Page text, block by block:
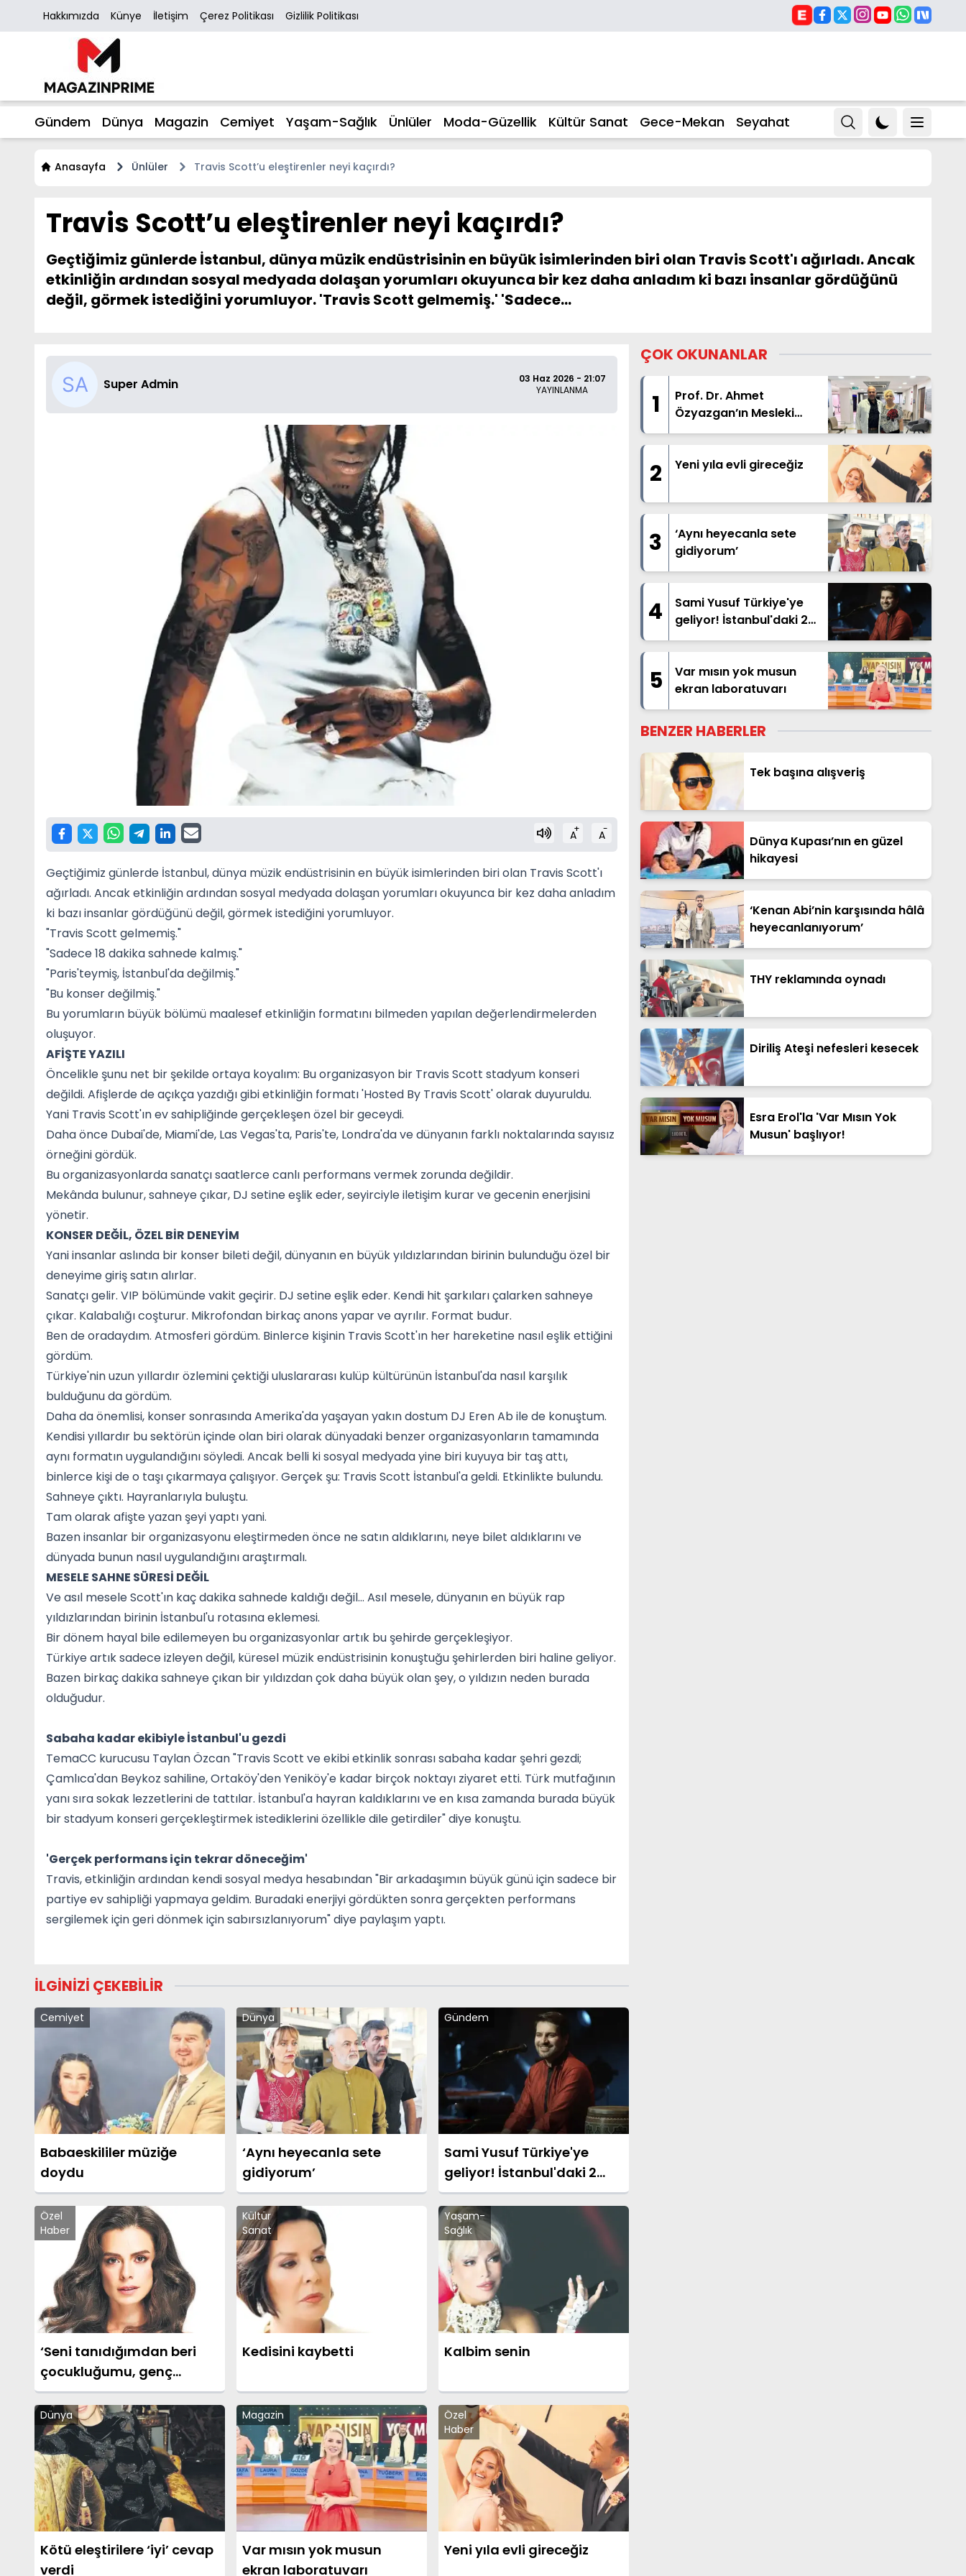
Hakkımızda Künye İletişim Çerez Politikası Gizlilik Politikası
Gündem Dünya Magazin Cemiyet Yaşam-Sağlık Ünlüler Moda-Güzellik Kültür Sanat Gece-Mekan Seyahat
Anasayfa Ünlüler Travis Scott’u eleştirenler neyi kaçırdı?
Travis Scott’u eleştirenler neyi kaçırdı?
Geçtiğimiz günlerde İstanbul, dünya müzik endüstrisinin en büyük isimlerinden biri olan Travis Scott'ı ağırladı. Ancak
etkinliğin ardından sosyal medyada dolaşan yorumları okuyunca bir kez daha anladım ki bazı insanlar gördüğünü
değil, görmek istediğini yorumluyor. 'Travis Scott gelmemiş.' 'Sadece...
Super Admin
03 Haz 2026 - 21:07
YAYINLANMA
A+ A-
Geçtiğimiz günlerde İstanbul, dünya müzik endüstrisinin en büyük isimlerinden biri olan Travis Scott'ı
ağırladı. Ancak etkinliğin ardından sosyal medyada dolaşan yorumları okuyunca bir kez daha anladım
ki bazı insanlar gördüğünü değil, görmek istediğini yorumluyor.
"Travis Scott gelmemiş."
"Sadece 18 dakika sahnede kalmış."
"Paris'teymiş, İstanbul'da değilmiş."
"Bu konser değilmiş."
Bu yorumların büyük bölümü maalesef etkinliğin formatını bilmeden yapılan değerlendirmelerden
oluşuyor.
AFİŞTE YAZILI
Öncelikle şunu net bir şekilde ortaya koyalım: Bu organizasyon bir Travis Scott stadyum konseri
değildi. Afişlerde de açıkça yazdığı gibi etkinliğin formatı 'Hosted By Travis Scott' olarak duyuruldu.
Yani Travis Scott'ın ev sahipliğinde gerçekleşen özel bir geceydi.
Daha önce Dubai'de, Miami'de, Las Vegas'ta, Paris'te, Londra'da ve dünyanın farklı noktalarında sayısız
örneğini gördük.
Bu organizasyonlarda sanatçı saatlerce canlı performans vermek zorunda değildir.
Mekânda bulunur, sahneye çıkar, DJ setine eşlik eder, seyirciyle iletişim kurar ve gecenin enerjisini
yönetir.
KONSER DEĞİL, ÖZEL BİR DENEYİM
Yani insanlar aslında bir konser bileti değil, dünyanın en büyük yıldızlarından birinin bulunduğu özel bir
deneyime giriş satın alırlar.
Sanatçı gelir. VIP bölümünde vakit geçirir. DJ setine eşlik eder. Kendi hit şarkıları çalarken sahneye
çıkar. Kalabalığı coşturur. Mikrofondan birkaç anons yapar ve ayrılır. Format budur.
Ben de oradaydım. Atmosferi gördüm. Binlerce kişinin Travis Scott'ın her hareketine nasıl eşlik ettiğini
gördüm.
Türkiye'nin uzun yıllardır özlemini çektiği uluslararası kulüp kültürünün İstanbul'da nasıl karşılık
bulduğunu da gördüm.
Daha da önemlisi, konser sonrasında Amerika'da yaşayan yakın dostum DJ Eren Ab ile de konuştum.
Kendisi yıllardır bu sektörün içinde olan biri olarak dünyadaki benzer organizasyonların tamamında
aynı formatın uygulandığını söyledi. Ancak belli ki sosyal medyada yine biri kuyuya bir taş attı,
binlerce kişi de o taşı çıkarmaya çalışıyor. Gerçek şu: Travis Scott İstanbul'a geldi. Etkinlikte bulundu.
Sahneye çıktı. Hayranlarıyla buluştu.
Tam olarak afişte yazan şeyi yaptı yani.
Bazen insanlar bir organizasyonu eleştirmeden önce ne satın aldıklarını, neye bilet aldıklarını ve
dünyada bunun nasıl uygulandığını araştırmalı.
MESELE SAHNE SÜRESİ DEĞİL
Ve asıl mesele Scott'ın kaç dakika sahnede kaldığı değil... Asıl mesele, dünyanın en büyük rap
yıldızlarından birinin İstanbul'u rotasına eklemesi.
Bir dönem hayal bile edilemeyen bu organizasyonlar artık bu şehirde gerçekleşiyor.
Türkiye artık sadece izleyen değil, küresel müzik endüstrisinin konuştuğu şehirlerden biri haline geliyor.
Bazen birkaç dakika sahneye çıkan bir yıldızdan çok daha büyük olan şey, o yıldızın neden burada
olduğudur.
Sabaha kadar ekibiyle İstanbul'u gezdi
TemaCC kurucusu Taylan Özcan "Travis Scott ve ekibi etkinlik sonrası sabaha kadar şehri gezdi;
Çamlıca'dan Beykoz sahiline, Ortaköy'den Yeniköy'e kadar birçok noktayı ziyaret etti. Türk mutfağının
yanı sıra sokak lezzetlerini de tattılar. İstanbul'a hayran kaldıklarını ve en kısa zamanda burada büyük
bir stadyum konseri gerçekleştirmek istediklerini özellikle dile getirdiler" diye konuştu.
'Gerçek performans için tekrar döneceğim'
Travis, etkinliğin ardından kendi sosyal medya hesabından "Bir arkadaşımın büyük günü için sadece bir
partiye ev sahipliği yapmaya geldim. Buradaki enerjiyi gördükten sonra gerçekten performans
sergilemek için geri dönmek için sabırsızlanıyorum" diye paylaşım yaptı.
İLGİNİZİ ÇEKEBİLİR
Cemiyet
Babaeskililer müziğe
doydu
Dünya
‘Aynı heyecanla sete
gidiyorum’
Gündem
Sami Yusuf Türkiye'ye
geliyor! İstanbul'daki 2
dev konser öncesi 10
Ağustos sürprizi
Özel
Haber
‘Seni tanıdığımdan beri
çocukluğumu, genç
kızlığımı yaşayamadım’
Kültür
Sanat
Kedisini kaybetti
Yaşam-
Sağlık
Kalbim senin
Dünya
Kötü eleştirilere ‘iyi’ cevap
verdi
Magazin
Var mısın yok musun
ekran laboratuvarı
Özel
Haber
Yeni yıla evli gireceğiz
ÇOK OKUNANLAR
1
Prof. Dr. Ahmet
Özyazgan’ın Mesleki
Kariyeri ve Ortopedi
2 Yeni yıla evli gireceğiz
3
‘Aynı heyecanla sete
gidiyorum’
4
Sami Yusuf Türkiye'ye
geliyor! İstanbul'daki 2
dev konser öncesi 10
5
Var mısın yok musun
ekran laboratuvarı
BENZER HABERLER
Tek başına alışveriş
Dünya Kupası’nın en güzel
hikayesi
‘Kenan Abi’nin karşısında hâlâ
heyecanlanıyorum’
THY reklamında oynadı
Diriliş Ateşi nefesleri kesecek
Esra Erol'la 'Var Mısın Yok
Musun' başlıyor!